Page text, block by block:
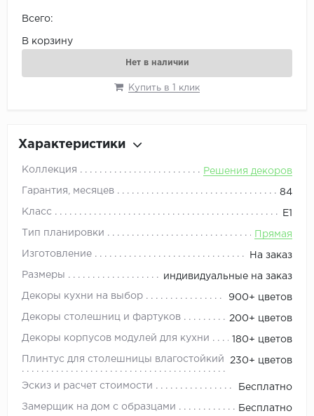
Всего:
В корзину
Нет в наличии
Купить в 1 клик
Характеристики
Коллекция Решения декоров
Гарантия, месяцев 84
Класс Е1
Тип планировки Прямая
Изготовление На заказ
Размеры индивидуальные на заказ
Декоры кухни на выбор 900+ цветов
Декоры столешниц и фартуков 200+ цветов
Декоры корпусов модулей для кухни 180+ цветов
Плинтус для столешницы влагостойкий 230+ цветов
Эскиз и расчет стоимости Бесплатно
Замерщик на дом с образцами Бесплатно